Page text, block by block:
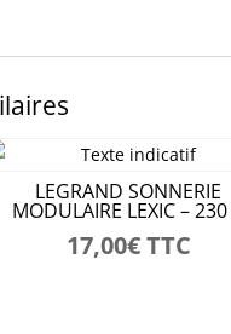
LEGRAND SONNERIE
MODULAIRE LEXIC –
17,00€TTC